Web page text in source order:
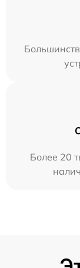
Более 20